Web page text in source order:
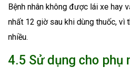
Bệnh nhân không được lái xe hay
nhất 12 giờ sau khi dùng thuốc, vì
nhiều.
4.5 Sử dụng cho phụ